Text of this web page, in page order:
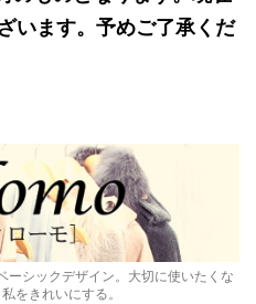
います。予めご了承くだ
ーシックデザイン。大切に使いたくな
をきれいにする。